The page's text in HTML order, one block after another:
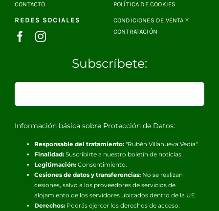
CONTACTO
REDES SOCIALES
POLÍTICA DE COOKIES
CONDICIONES DE VENTA Y
CONTRATACIÓN
Subscríbete:
Información básica sobre Protección de Datos:
Responsable del tratamiento:"Rubén Villanueva Vedia".
Finalidad:Suscribirte a nuestro boletín de noticias.
Legitimación:Consentimiento.
Cesiones de datos y transferencias:No se realizan
cesiones, salvo a los proveedores de servicios de
alojamiento de los servidores ubicados dentro de la UE.
Derechos:Podrás ejercer los derechos de acceso,